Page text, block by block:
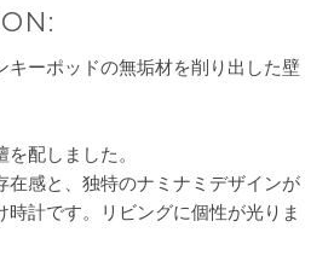
キーポッドの無垢材を削り出した壁
配しました。
在感と、独特のナミナミデザインが
時計です。リビングに個性が光りま